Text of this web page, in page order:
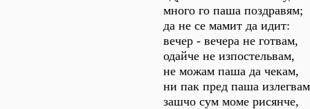
много го паша поздравям;
да не се мамит да идит:
вечер - вечера не готвам,
одайче не изпостельвам,
не можам паша да чекам,
ни пак пред паша
зашчо сум моме рисянче,